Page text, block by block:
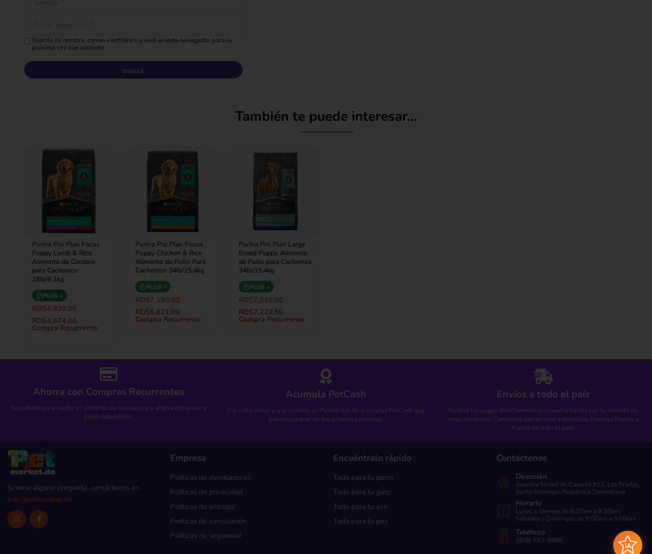
Guarda mi nombre, correo electrónico y web en este navegador para la
próxima vez que comente.
También te puede interesar...
Purina Pro Plan Focus
Puppy Lamb & Rice
Alimento de Cordero
para Cachorros
18lb/8.1kg
PLUS +
RD$4,920.00
RD$4,674.00
Compra Recurrente
Purina Pro Plan Focus
Puppy Chicken & Rice
Alimento de Pollo Para
Cachorros 34lb/15.4kg
PLUS +
RD$7,180.00
RD$6,821.00
Compra Recurrente
Purina Pro Plan Large
Breed Puppy Alimento
de Pollo para Cachorros
34lb/15.4kg
PLUS +
RD$7,610.00
RD$7,229.50
Compra Recurrente
Ahorra con Compras Recurrentes
Suscríbete para recibir el alimento de tu mascota y ahorra con envío y
pago automático.
Acumula PetCash
Por cada compra que realices en Petmarket.do acumulas PetCash que
puedes canjear en tus próximos pedidos.
Envíos a todo el país
Realiza los pagos directamente en nuestra tienda con tu método de
pago preferido. Contamos con servicio a domicilio. Entrega Puerta a
Puerta en todo el país.
Si tiene alguna pregunta, contáctenos en
info@petmarket.do
Empresa
Políticas de devoluciones
Políticas de privacidad
Políticas de entrega
Políticas de cancelación
Políticas de seguridad
Encuéntralo rápido
Todo para tu perro
Todo para tu gato
Todo para tu ave
Todo para tu pez
Contáctenos
Dirección
Avenida Nuñez de Caceres #13, Los Prados,
Santo Domingo. República Dominicana
Horario
Lunes a Viernes de 8:30am a 9:30pm
Sábados y Domingos de 9:00am a 5:00pm
Teléfono
(809) 793-9888
IA